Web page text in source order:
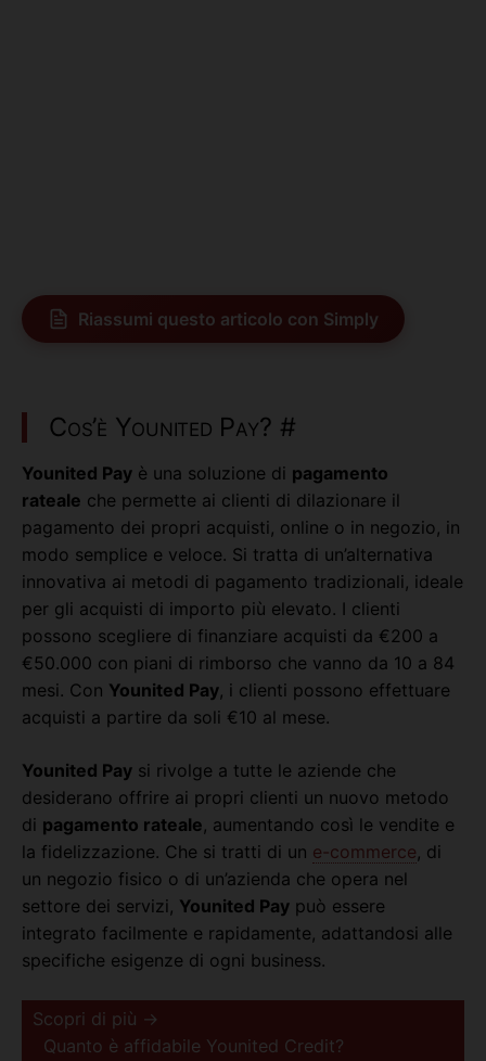
Riassumi questo articolo con Simply
Cos’è Younited Pay? #
Younited Pay è una soluzione di pagamento
rateale che permette ai clienti di dilazionare il
pagamento dei propri acquisti, online o in negozio, in
modo semplice e veloce. Si tratta di un’alternativa
innovativa ai metodi di pagamento tradizionali, ideale
per gli acquisti di importo più elevato. I clienti
possono scegliere di finanziare acquisti da €200 a
€50.000 con piani di rimborso che vanno da 10 a 84
mesi. Con Younited Pay, i clienti possono effettuare
acquisti a partire da soli €10 al mese.
Younited Pay si rivolge a tutte le aziende che
desiderano offrire ai propri clienti un nuovo metodo
di pagamento rateale, aumentando così le vendite e
la fidelizzazione. Che si tratti di un e-commerce, di
un negozio fisico o di un’azienda che opera nel
settore dei servizi, Younited Pay può essere
integrato facilmente e rapidamente, adattandosi alle
specifiche esigenze di ogni business.
Scopri di più →
Quanto è affidabile Younited Credit?